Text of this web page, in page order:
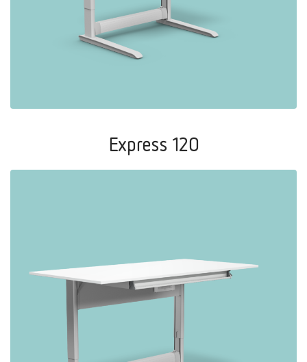
Express 120